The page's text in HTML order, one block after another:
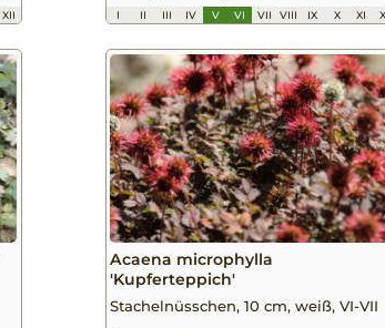
XII I II III IV V VI VII VIII IX X XI
Acaena microphylla
'Kupferteppich'
Stachelnüsschen, 10 cm, weiß, VI-VII